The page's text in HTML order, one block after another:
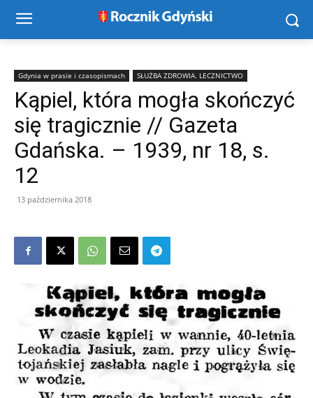
Gdynia w prasie i czasopismach SŁUŻBA ZDROWIA. LECZNICTWO
Kąpiel, która mogła skończyć
się tragicznie // Gazeta
Gdańska. – 1939, nr 18, s.
12
13 października 2018